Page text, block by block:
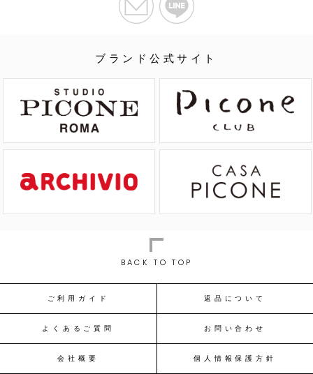
ブランド公式サイト
BACK TO TOP
ご利用ガイド 返品について
よくあるご質問 お問い合わせ
会社概要 個人情報保護方針